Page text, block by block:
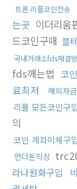
트론 리플코인전송
는곳 이더리움
드코인구매 블
국내거래소fds해결
fds깨는법
코
료최저
해외자금
리플 모든코인구입
의
코인 계좌이체구입
언더돈믹싱
라나원화구입